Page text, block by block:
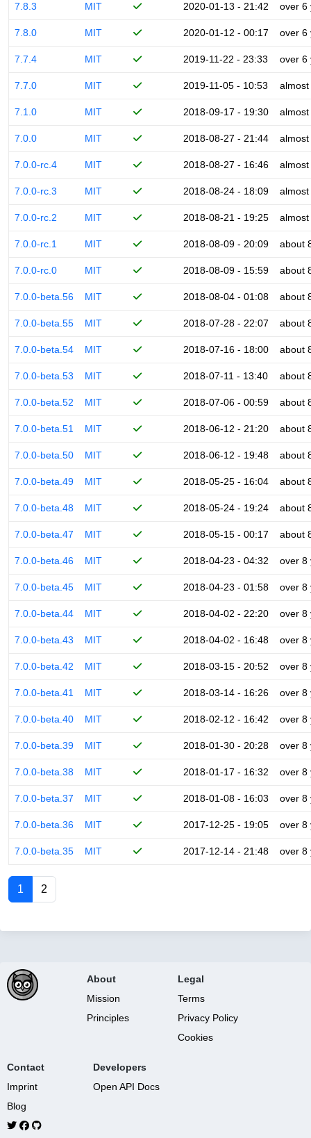
7.8.3 MIT 2020-01-13 - 21:42 over 6
7.8.0 MIT 2020-01-12 - 00:17 over 6
7.7.4 MIT 2019-11-22 - 23:33 over 6
7.7.0 MIT 2019-11-05 - 10:53
7.1.0 MIT 2018-09-17 - 19:30
7.0.0 MIT 2018-08-27 - 21:44
7.0.0-rc.4 MIT 2018-08-27 - 16:46
7.0.0-rc.3 MIT 2018-08-24 - 18:09
7.0.0-rc.2 MIT 2018-08-21 - 19:25
7.0.0-rc.1 MIT 2018-08-09 - 20:09 about
7.0.0-rc.0 MIT 2018-08-09 - 15:59 about
7.0.0-beta.56 MIT 2018-08-04 - 01:08 about
7.0.0-beta.55 MIT 2018-07-28 - 22:07 about
7.0.0-beta.54 MIT 2018-07-16 - 18:00 about
7.0.0-beta.53 MIT 2018-07-11 - 13:40 about
7.0.0-beta.52 MIT 2018-07-06 - 00:59 about
7.0.0-beta.51 MIT 2018-06-12 - 21:20 about
7.0.0-beta.50 MIT 2018-06-12 - 19:48 about
7.0.0-beta.49 MIT 2018-05-25 - 16:04 about
7.0.0-beta.48 MIT 2018-05-24 - 19:24 about
7.0.0-beta.47 MIT 2018-05-15 - 00:17 about
7.0.0-beta.46 MIT 2018-04-23 - 04:32 over 8
7.0.0-beta.45 MIT 2018-04-23 - 01:58 over 8
7.0.0-beta.44 MIT 2018-04-02 - 22:20 over 8
7.0.0-beta.43 MIT 2018-04-02 - 16:48 over 8
7.0.0-beta.42 MIT 2018-03-15 - 20:52 over 8
7.0.0-beta.41 MIT 2018-03-14 - 16:26 over 8
7.0.0-beta.40 MIT 2018-02-12 - 16:42 over 8
7.0.0-beta.39 MIT 2018-01-30 - 20:28 over 8
7.0.0-beta.38 MIT 2018-01-17 - 16:32 over 8
7.0.0-beta.37 MIT 2018-01-08 - 16:03 over 8
7.0.0-beta.36 MIT 2017-12-25 - 19:05 over 8
7.0.0-beta.35 MIT 2017-12-14 - 21:48 over 8
1 2
About
Mission
Principles
Legal
Terms
Privacy Policy
Cookies
Contact
Imprint
Blog
Developers
Open API Docs